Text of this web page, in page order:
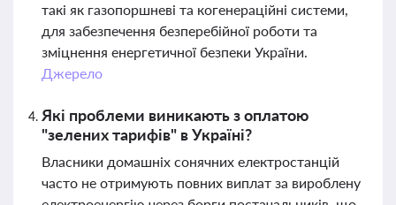
такі як газопоршневі та когенераційні системи,
для забезпечення безперебійної роботи та
зміцнення енергетичної безпеки України.
Джерело
Які проблеми виникають з оплатою
"зелених тарифів" в Україні?
Власники домашніх сонячних електростанцій
часто не отримують повних виплат за вироблену